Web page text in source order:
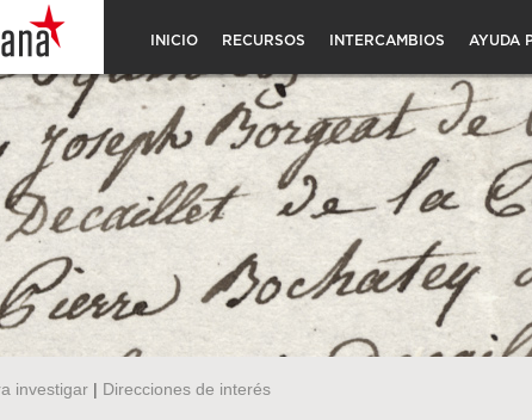
INICIO RECURSOS INTERCAMBIOS AYUDA
investigar| Direcciones de interés